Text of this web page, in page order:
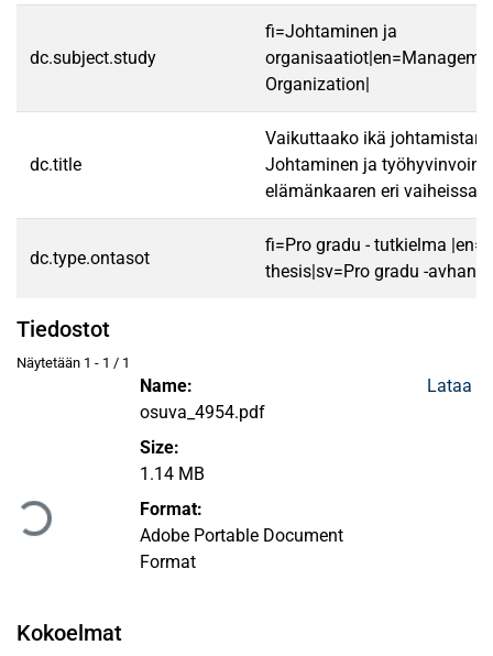
dc.subject.study
fi=Johtaminen ja
Organization|
dc.title
Vaikuttaako ikä
Johtaminen ja työhyvinvointi
elämänkaaren eri vaiheissa
dc.type.ontasot
fi=Pro gradu - tutkielma
thesis|sv=Pro gradu -
Tiedostot
Näytetään 1 - 1 / 1
Ladataan...
Name:
osuva_4954.pdf
Size:
1.14 MB
Format:
Adobe Portable Document
Format
Lataa
Kokoelmat